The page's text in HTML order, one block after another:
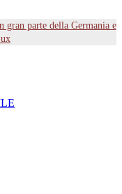
parte della Germania e